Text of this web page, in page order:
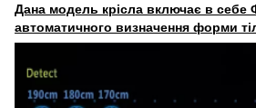
Дана модель крісла включає в себе
автоматичного визначення форми